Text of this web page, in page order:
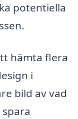
potentiella
hämta flera
i
bild av vad